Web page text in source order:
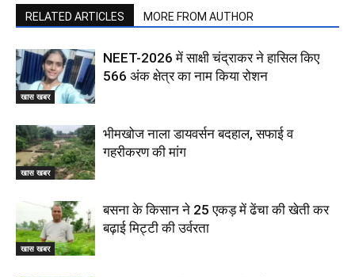
RELATED ARTICLES MORE FROM AUTHOR
खास खबर
NEET-2026 में साक्षी चंद्राकर ने हासिल किए
566 अंक क्षेत्र का नाम किया रोशन
खास खबर
भीमखोज नाला डायवर्सन बदहाल, सफाई व
गहरीकरण की मांग
खास खबर
बसना के किसान ने 25 एकड़ में ढेंचा की खेती कर
बढ़ाई मिट्टी की उर्वरता